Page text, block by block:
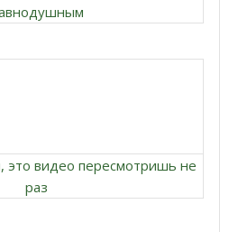
это видео пересмотришь не
раз